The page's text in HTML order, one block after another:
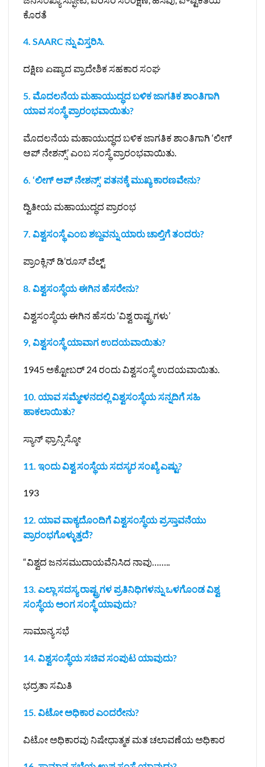
ಕೊರತೆ
4. SAARC ನ್ನು ವಿಸ್ತರಿಸಿ.
ದಕ್ಷಿಣ ಏಷ್ಯಾದ ಪ್ರಾದೇಶಿಕ ಸಹಕಾರ ಸಂಘ
5. ಮೊದಲನೆಯ ಮಹಾಯುದ್ಧದ ಬಳಿಕ ಜಾಗತಿಕ ಶಾಂತಿಗಾಗಿ
ಯಾವ ಸಂಸ್ಥೆ ಪ್ರಾರಂಭವಾಯಿತು?
ಮೊದಲನೆಯ ಮಹಾಯುದ್ಧದ ಬಳಿಕ ಜಾಗತಿಕ ಶಾಂತಿಗಾಗಿ ‘ಲೀಗ್
ಆಪ್ ನೇಶನ್ಸ್’ ಎಂಬ ಸಂಸ್ಥೆ ಪ್ರಾರಂಭವಾಯಿತು.
6. ‘ಲೀಗ್ ಆಪ್ ನೇಶನ್ಸ್’ ಪತನಕ್ಕೆ ಮುಖ್ಯ ಕಾರಣವೇನು?
ದ್ವಿತೀಯ ಮಹಾಯುದ್ಧದ ಪ್ರಾರಂಭ
7. ವಿಶ್ವಸಂಸ್ಥೆ ಎಂಬ ಶಬ್ದವನ್ನು ಯಾರು ಚಾಲ್ತಿಗೆ ತಂದರು?
ಪ್ರಾಂಕ್ಲಿನ್ ಡಿ’ರೂಸ್‌ ವೆಲ್ಟ್
8. ವಿಶ್ವಸಂಸ್ಥೆಯ ಈಗಿನ ಹೆಸರೇನು?
ವಿಶ್ವಸಂಸ್ಥೆಯ ಈಗಿನ ಹೆಸರು ‘ವಿಶ್ವ ರಾಷ್ಟ್ರಗಳು’
9, ವಿಶ್ವಸಂಸ್ಥೆ ಯಾವಾಗ ಉದಯವಾಯಿತು?
1945 ಅಕ್ಟೋಬರ್ 24 ರಂದು ವಿಶ್ವಸಂಸ್ಥೆ ಉದಯವಾಯಿತು.
10. ಯಾವ ಸಮ್ಮೇಳನದಲ್ಲಿ ವಿಶ್ವಸಂಸ್ಥೆಯ ಸನ್ನದಿಗೆ ಸಹಿ
ಹಾಕಲಾಯಿತು?
ಸ್ಯಾನ್ ಫ್ರಾನ್ಸಿಸ್ಕೋ
11. ಇಂದು ವಿಶ್ವ ಸಂಸ್ಥೆಯ ಸದಸ್ಯರ ಸಂಖ್ಯೆ ಎಷ್ಟು?
193
12. ಯಾವ ವಾಕ್ಯದೊಂದಿಗೆ ವಿಶ್ವಸಂಸ್ಥೆಯ ಪ್ರಸ್ತಾವನೆಯು
ಪ್ರಾರಂಭಗೊಳ್ಳುತ್ತದೆ?
“ವಿಶ್ವದ ಜನಸಮುದಾಯವೆನಿಸಿದ ನಾವು……..
13. ಎಲ್ಲಾ ಸದಸ್ಯ ರಾಷ್ಟ್ರಗಳ ಪ್ರತಿನಿಧಿಗಳನ್ನು ಒಳಗೊಂಡ ವಿಶ್ವ
ಸಂಸ್ಥೆಯ ಅಂಗ ಸಂಸ್ಥೆ ಯಾವುದು?
ಸಾಮಾನ್ಯ ಸಭೆ
14. ವಿಶ್ವಸಂಸ್ಥೆಯ ಸಚಿವ ಸಂಪುಟ ಯಾವುದು?
ಭದ್ರತಾ ಸಮಿತಿ
15. ವಿಟೋ ಅಧಿಕಾರ ಎಂದರೇನು?
ವಿಟೋ ಅಧಿಕಾರವು ನಿಷೇಧಾತ್ಮಕ ಮತ ಚಲಾವಣೆಯ ಅಧಿಕಾರ